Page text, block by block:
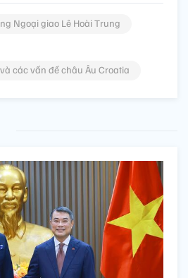
Ngoại giao Lê Hoài Trung
các vấn đề châu Âu Croatia